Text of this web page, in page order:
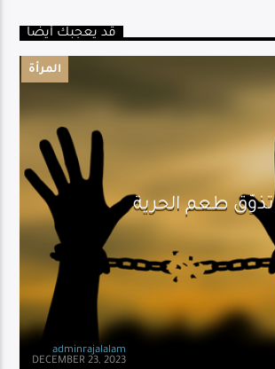
قد يعجبك أيضا
المرأة
تذوّق طعم الحرية
adminrajalalam
DECEMBER 23, 2023